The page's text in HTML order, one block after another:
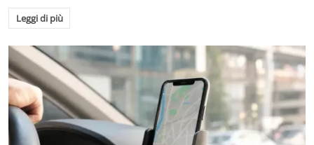
Leggi di più